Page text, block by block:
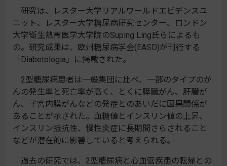
研究は、レスター大学リアルワールドエビデンスユ
ニット、レスター大学糖尿病研究センター、ロンドン
大学衛生熱帯医学大学院のSuping Ling氏らによるも
の。研究成果は、欧州糖尿病学会(EASD)が刊行する
「Diabetologia」に掲載された。
2型糖尿病患者は一般集団に比べ、一部のタイプのが
んの発生率と死亡率が高く、とくに膵臓がん、肝臓が
ん、子宮内膜がんなどの発症とのあいだに因果関係が
あることが示された。血糖値とインスリン値の上昇、
インスリン抵抗性、慢性炎症に長期間さらされること
などが潜在的に影響していると考えられる。
過去の研究では、2型糖尿病と心血管疾患の転帰との